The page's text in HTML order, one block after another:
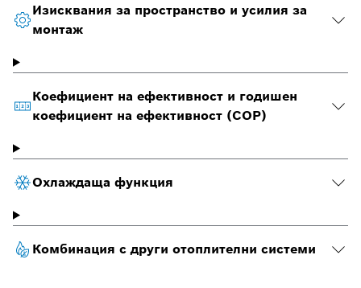
Изисквания за пространство и усилия за
монтаж
Коефициент на ефективност и годишен
коефициент на ефективност (COP)
Охлаждаща функция
Комбинация с други отоплителни системи